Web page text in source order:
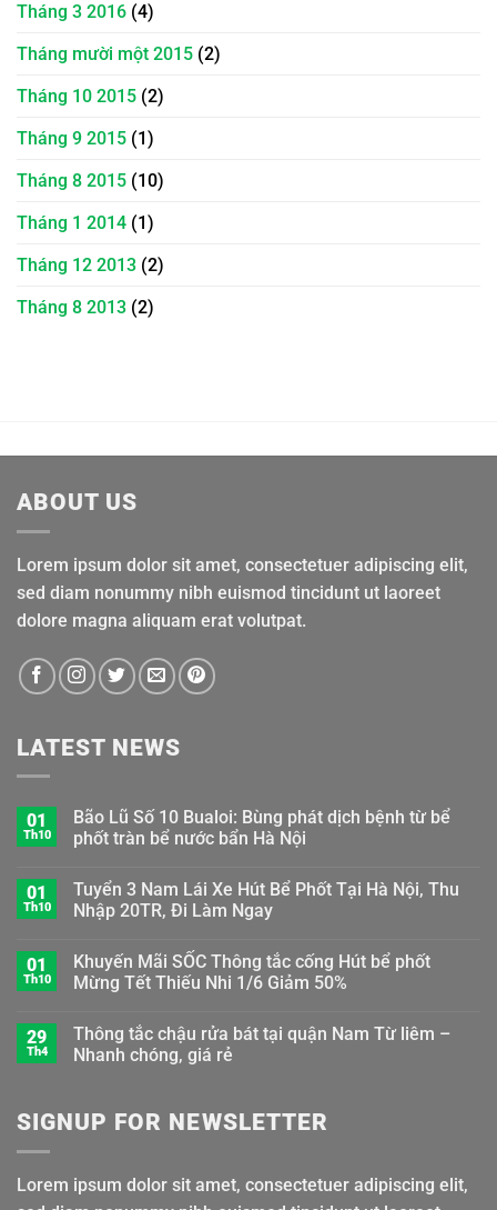
Tháng 3 2016 (4)
Tháng mười một 2015 (2)
Tháng 10 2015 (2)
Tháng 9 2015 (1)
Tháng 8 2015 (10)
Tháng 1 2014 (1)
Tháng 12 2013 (2)
Tháng 8 2013 (2)
ABOUT US
Lorem ipsum dolor sit amet, consectetuer adipiscing elit,
sed diam nonummy nibh euismod tincidunt ut laoreet
dolore magna aliquam erat volutpat.
LATEST NEWS
01
Th10
Bão Lũ Số 10 Bualoi: Bùng phát dịch bệnh từ bể
phốt tràn bể nước bẩn Hà Nội
01
Th10
Tuyển 3 Nam Lái Xe Hút Bể Phốt Tại Hà Nội, Thu
Nhập 20TR, Đi Làm Ngay
01
Th10
Khuyến Mãi SỐC Thông tắc cống Hút bể phốt
Mừng Tết Thiếu Nhi 1/6 Giảm 50%
29
Th4
Thông tắc chậu rửa bát tại quận Nam Từ liêm –
Nhanh chóng, giá rẻ
SIGNUP FOR NEWSLETTER
Lorem ipsum dolor sit amet, consectetuer adipiscing elit,